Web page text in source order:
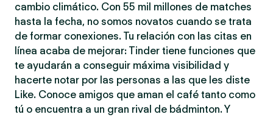
cambio climático. Con 55 mil millones de matches
hasta la fecha, no somos novatos cuando se trata
de formar conexiones. Tu relación con las citas en
línea acaba de mejorar: Tinder tiene funciones que
te ayudarán a conseguir máxima visibilidad y
hacerte notar por las personas a las que les diste
Like. Conoce amigos que aman el café tanto como
tú o encuentra a un gran rival de bádminton. Y